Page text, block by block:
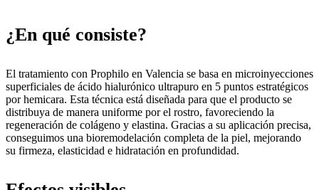
¿En qué consiste?
El tratamiento con Prophilo en Valencia se basa en microinyecciones
superficiales de ácido hialurónico ultrapuro en 5 puntos estratégicos
por hemicara. Esta técnica está diseñada para que el producto se
distribuya de manera uniforme por el rostro, favoreciendo la
regeneración de colágeno y elastina. Gracias a su aplicación precisa,
conseguimos una bioremodelación completa de la piel, mejorando
su firmeza, elasticidad e hidratación en profundidad.